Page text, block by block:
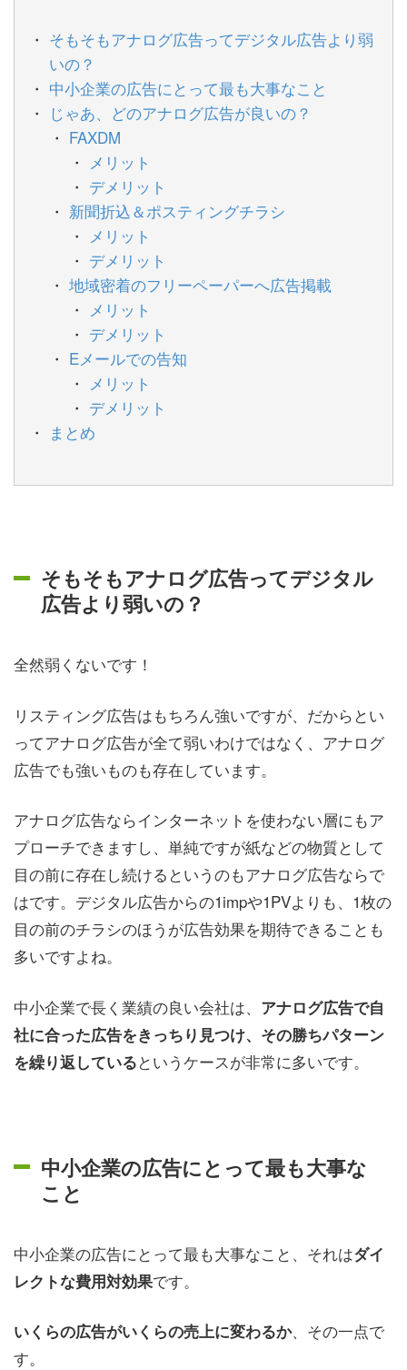
そもそもアナログ広告ってデジタル広告より弱
いの？
中小企業の広告にとって最も大事なこと
じゃあ、どのアナログ広告が良いの？
FAXDM
メリット
デメリット
新聞折込＆ポスティングチラシ
メリット
デメリット
地域密着のフリーペーパーへ広告掲載
メリット
デメリット
Eメールでの告知
メリット
デメリット
まとめ
そもそもアナログ広告ってデジタル
広告より弱いの？
全然弱くないです！
リスティング広告はもちろん強いですが、だからとい
ってアナログ広告が全て弱いわけではなく、アナログ
広告でも強いものも存在しています。
アナログ広告ならインターネットを使わない層にもア
プローチできますし、単純ですが紙などの物質として
目の前に存在し続けるというのもアナログ広告ならで
はです。デジタル広告からの1impや1PVよりも、1枚の
目の前のチラシのほうが広告効果を期待できることも
多いですよね。
中小企業で長く業績の良い会社は、 アナログ広告で自
社に合った広告をきっちり見つけ、その勝ちパターン
を繰り返しているというケースが非常に多いです。
中小企業の広告にとって最も大事な
こと
中小企業の広告にとって最も大事なこと、それはダイ
レクトな費用対効果です。
いくらの広告がいくらの売上に変わるか、その一点で
す。